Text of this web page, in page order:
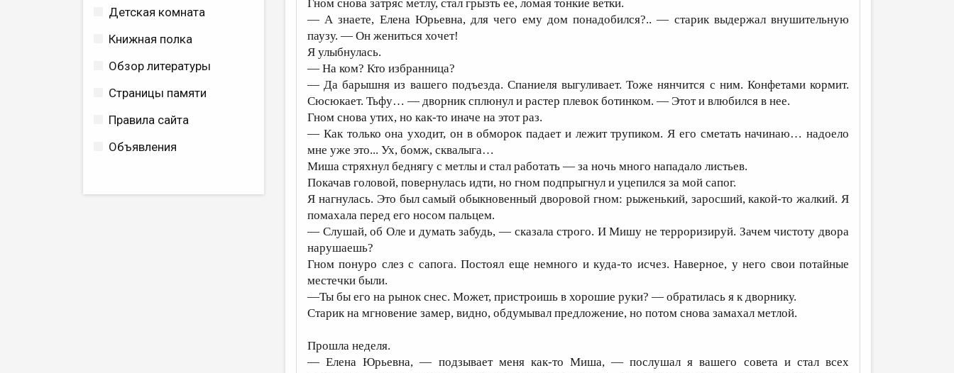
Детская комната
Книжная полка
Обзор литературы
Страницы памяти
Правила сайта
Объявления
Гном снова затряс метлу, стал грызть ее, ломая тонкие ветки.
— А знаете, Елена Юрьевна, для чего ему дом понадобился?.. — старик выдержал внушительную
паузу. — Он жениться хочет!
Я улыбнулась.
— На ком? Кто избранница?
— Да барышня из вашего подъезда. Спаниеля выгуливает. Тоже нянчится с ним. Конфетами кормит.
Сюсюкает. Тьфу… — дворник сплюнул и растер плевок ботинком. — Этот и влюбился в нее.
Гном снова утих, но как-то иначе на этот раз.
— Как только она уходит, он в обморок падает и лежит трупиком. Я его сметать начинаю… надоело
мне уже это... Ух, бомж, сквалыга…
Миша стряхнул беднягу с метлы и стал работать — за ночь много нападало листьев.
Покачав головой, повернулась идти, но гном подпрыгнул и уцепился за мой сапог.
Я нагнулась. Это был самый обыкновенный дворовой гном: рыженький, заросший, какой-то жалкий. Я
помахала перед его носом пальцем.
— Слушай, об Оле и думать забудь, — сказала строго. И Мишу не терроризируй. Зачем чистоту двора
нарушаешь?
Гном понуро слез с сапога. Постоял еще немного и куда-то исчез. Наверное, у него свои потайные
местечки были.
—Ты бы его на рынок снес. Может, пристроишь в хорошие руки? — обратилась я к дворнику.
Старик на мгновение замер, видно, обдумывал предложение, но потом снова замахал метлой.
Прошла неделя.
— Елена Юрьевна, — подзывает меня как-то Миша, — послушал я вашего совета и стал всех